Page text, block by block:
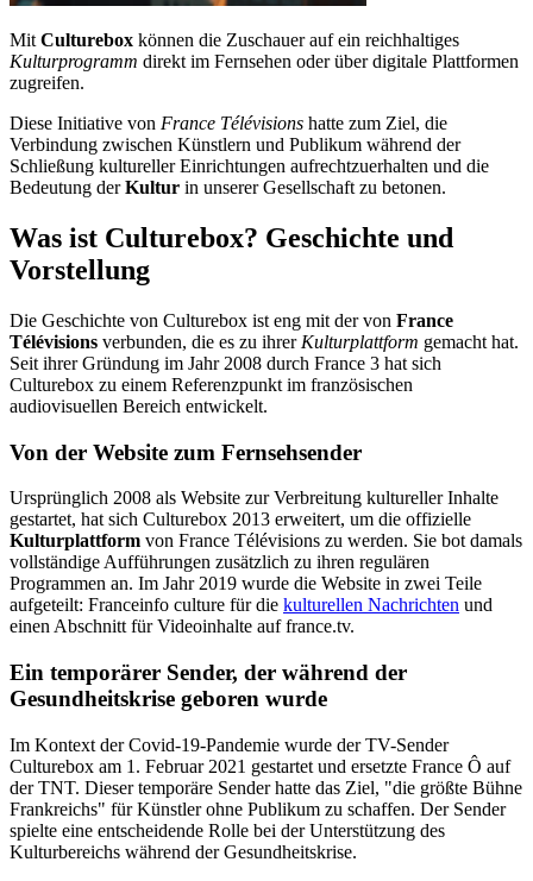
Mit Culturebox können die Zuschauer auf ein reichhaltiges
Kulturprogramm direkt im Fernsehen oder über digitale Plattformen
zugreifen.
Diese Initiative von France Télévisions hatte zum Ziel, die
Verbindung zwischen Künstlern und Publikum während der
Schließung kultureller Einrichtungen aufrechtzuerhalten und die
Bedeutung derKultur in unserer Gesellschaft zu betonen.
Was ist Culturebox? Geschichte und
Vorstellung
Die Geschichte von Culturebox ist eng mit der von France
Télévisions verbunden, die es zu ihrer Kulturplattform gemacht hat.
Seit ihrer Gründung im Jahr 2008 durch France 3 hat sich
Culturebox zu einem Referenzpunkt im französischen
audiovisuellen Bereich entwickelt.
Von der Website zum Fernsehsender
Ursprünglich 2008 als Website zur Verbreitung kultureller Inhalte
gestartet, hat sich Culturebox 2013 erweitert, um die offizielle
Kulturplattform von France Télévisions zu werden. Sie bot damals
vollständige Aufführungen zusätzlich zu ihren regulären
Programmen an. Im Jahr 2019 wurde die Website in zwei Teile
aufgeteilt: Franceinfo culture für die kulturellen Nachrichten und
einen Abschnitt für Videoinhalte auf france.tv.
Ein temporärer Sender, der während der
Gesundheitskrise geboren wurde
Im Kontext der Covid-19-Pandemie wurde der TV-Sender
Culturebox am 1. Februar 2021 gestartet und ersetzte France Ô auf
der TNT. Dieser temporäre Sender hatte das Ziel, "die größte Bühne
Frankreichs" für Künstler ohne Publikum zu schaffen. Der Sender
spielte eine entscheidende Rolle bei der Unterstützung des
Kulturbereichs während der Gesundheitskrise.